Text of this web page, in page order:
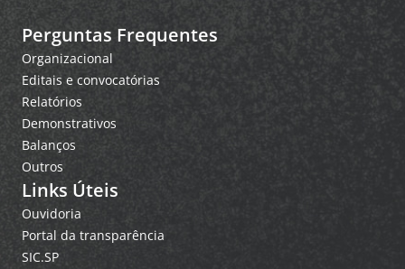
Perguntas Frequentes
Organizacional
Editais e convocatórias
Relatórios
Demonstrativos
Balanços
Outros
Links Úteis
Ouvidoria
Portal da transparência
SIC.SP